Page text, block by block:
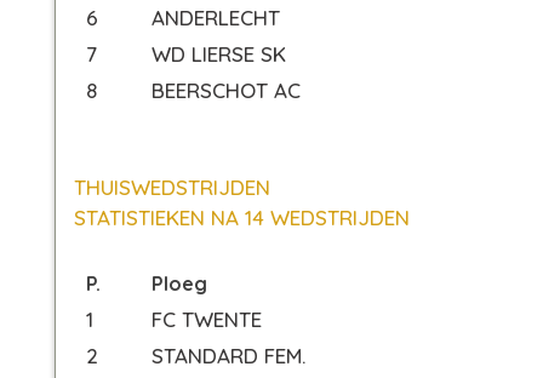
6
ANDERLECHT
7
WD LIERSE SK
8
BEERSCHOT AC
THUISWEDSTRIJDEN
STATISTIEKEN NA 14 WEDSTRIJDEN
P. Ploeg
1
FC TWENTE
2
STANDARD FEM.